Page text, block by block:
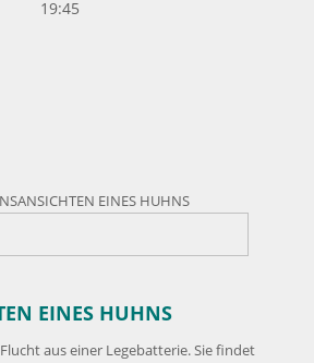
19:45
EINES HUHNS
aus einer Legebatterie. Sie findet